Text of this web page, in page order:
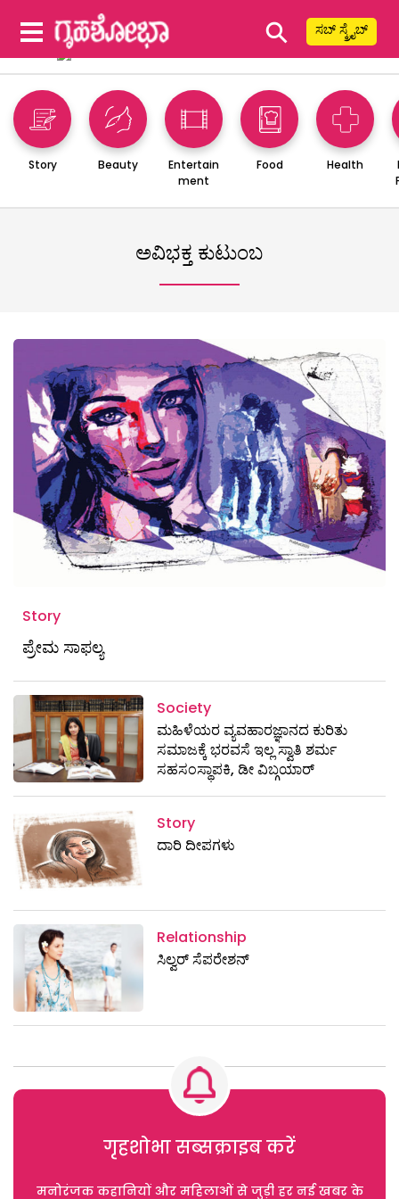
⚲ ಸಬ್ ಸ್ಕ್ರೈಬ್
Story Beauty
Entertain
ment
Food Health
ಅವಿಭಕ್ತ ಕುಟುಂಬ
Story
ಪ್ರೇಮ ಸಾಫಲ್ಯ
Society
ಮಹಿಳೆಯರ ವ್ಯವಹಾರಜ್ಞಾನದ ಕುರಿತು
ಸಮಾಜಕ್ಕೆ ಭರವಸೆ ಇಲ್ಲ ಸ್ವಾತಿ ಶರ್ಮ
ಸಹಸಂಸ್ಥಾಪಕಿ, ಡೀ ವಿಬ್ಗಯಾರ್
Story
ದಾರಿ ದೀಪಗಳು
Relationship
ಸಿಲ್ವರ್‌ ಸೆಪರೇಶನ್‌
गृहशोभा सब्सक्राइब करें
मनोरंजक कहानियों और महिलाओं से जुड़ी हर नई खबर के